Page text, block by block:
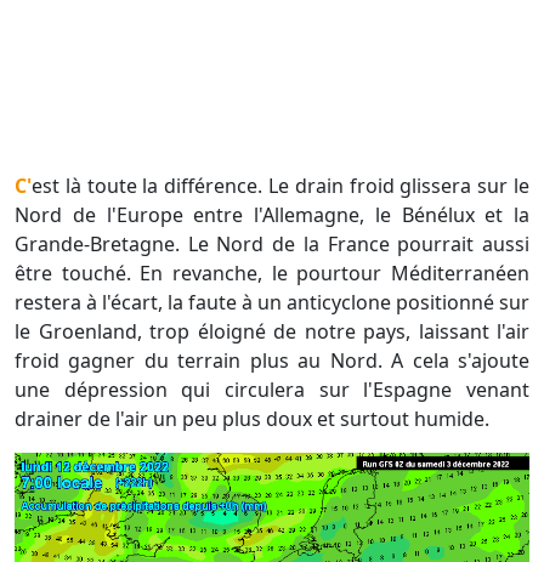
C'est là toute la différence. Le drain froid glissera sur le
Nord de l'Europe entre l'Allemagne, le Bénélux et la
Grande-Bretagne. Le Nord de la France pourrait aussi
être touché. En revanche, le pourtour Méditerranéen
restera à l'écart, la faute à un anticyclone positionné sur
le Groenland, trop éloigné de notre pays, laissant l'air
froid gagner du terrain plus au Nord. A cela s'ajoute
une dépression qui circulera sur l'Espagne venant
drainer de l'air un peu plus doux et surtout humide.